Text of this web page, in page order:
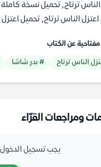
ترتاح, تحميل نسخة كاملة
الناس ترتاح, تحميل
عن الكتاب
الناس ترتاح # بدر شاشا
ومراجعات القرّاء
يجب تسجيل